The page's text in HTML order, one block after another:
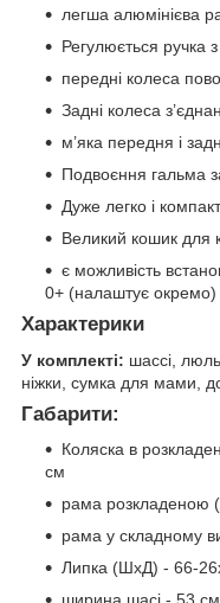
легша алюмінієва
Регулюється ручка
передні колеса
Задні колеса
м’яка передня і
Подвоєння гальма
Дуже легко і
Великий кошик для
є можливість
0+ (налаштує окремо)
Характерики
У комплекті: шассі,
ніжки, сумка для мами,
Габарити:
Коляска в
см
рама розкладеною
рама у складному
Липка (ШхД) - 66-